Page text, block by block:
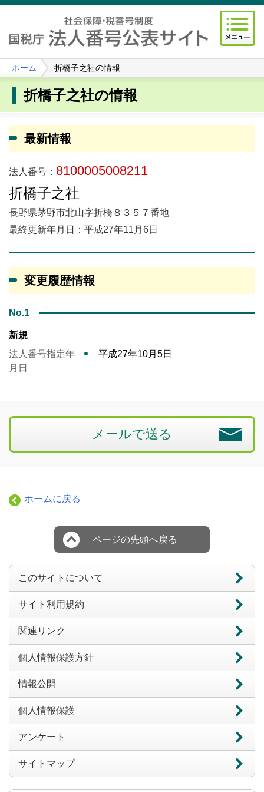
ホーム 折橋子之社の情報
折橋子之社の情報
最新情報
法人番号： 8100005008211
折橋子之社
長野県茅野市北山字折橋８３５７番地
最終更新年月日：平成27年11月6日
変更履歴情報
No.1
新規
法人番号指定年
月日
平成27年10月5日
メールで送る
ホームに戻る
ページの先頭へ戻る
このサイトについて
サイト利用規約
関連リンク
個人情報保護方針
情報公開
個人情報保護
アンケート
サイトマップ